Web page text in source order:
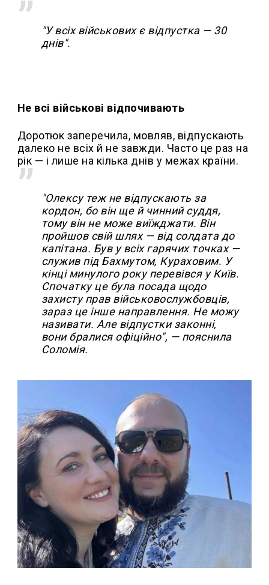
"У всіх військових є відпустка — 30
днів".
Не всі військові відпочивають
Доротюк заперечила, мовляв, відпускають
далеко не всіх й не завжди. Часто це раз на
рік — і лише на кілька днів у межах країни.
"Олексу теж не відпускають за
кордон, бо він ще й чинний суддя,
тому він не може виїжджати. Він
пройшов свій шлях — від солдата до
капітана. Був у всіх гарячих точках —
служив під Бахмутом, Кураховим. У
кінці минулого року перевівся у Київ.
Спочатку це була посада щодо
захисту прав військовослужбовців,
зараз це інше направлення. Не можу
називати. Але відпустки законні,
вони бралися офіційно", — пояснила
Соломія.